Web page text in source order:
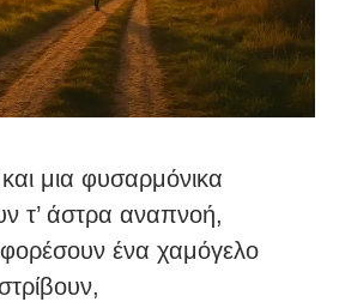
και μια φυσαρμόνικα
τ’ άστρα αναπνοή,
ένα χαμόγελο